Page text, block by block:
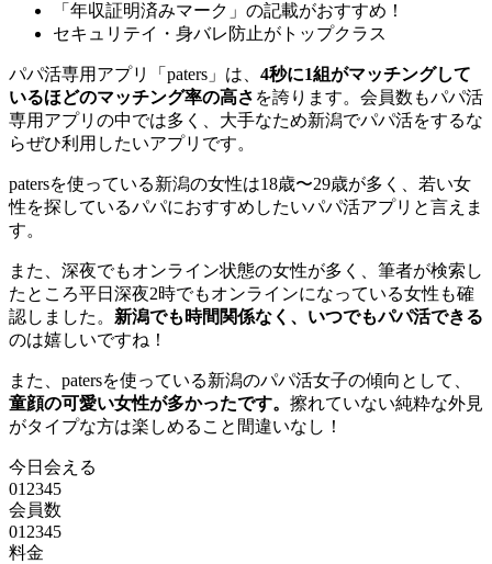
「年収証明済みマーク」の記載がおすすめ！
セキュリテイ・身バレ防止がトップクラス
パパ活専用アプリ「paters」は、 4秒に1組がマッチングして
いるほどのマッチング率の高さ を誇ります。会員数もパパ活
専用アプリの中では多く、大手なため新潟でパパ活をするな
らぜひ利用したいアプリです。
patersを使っている新潟の女性は18歳〜29歳が多く、若い女
性を探しているパパにおすすめしたいパパ活アプリと言えま
す。
また、深夜でもオンライン状態の女性が多く、筆者が検索し
たところ平日深夜2時でもオンラインになっている女性も確
認しました。 新潟でも時間関係なく、いつでもパパ活できる
のは嬉しいですね！
また、patersを使っている新潟のパパ活女子の傾向として、
童顔の可愛い女性が多かったです。 擦れていない純粋な外見
がタイプな方は楽しめること間違いなし！
今日会える
01 2345
会員数
01 2345
料金